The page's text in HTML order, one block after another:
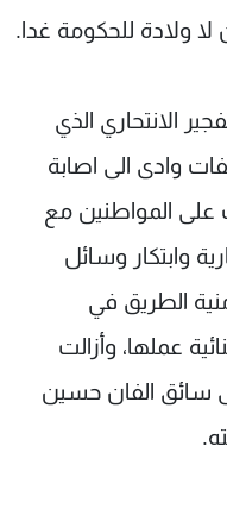
لا ولادة للحكومة غدا.
الانتحاري الذي
وادى الى اصابة
على المواطنين مع
وابتكار وسائل
الطريق في
عملها، وأزالت
سائق الفان حسين